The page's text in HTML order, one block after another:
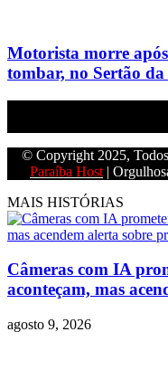
Motorista morre
tombar, no Sertão
© Copyright 2025,
Paraíba Host |
MAIS HISTÓRIAS
Câmeras com IA
aconteçam, mas
agosto 9, 2026